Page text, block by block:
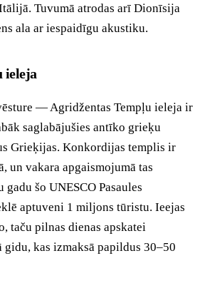
Tuvumā atrodas arī Dionīsija
ala ar iespaidīgu akustiku.
ieleja
— Agridžentas Tempļu ieleja ir
saglabājušies antīko grieķu
Grieķijas. Konkordijas templis ir
un vakara apgaismojumā tas
šo UNESCO Pasaules
aptuveni 1 miljons tūristu. Ieejas
taču pilnas dienas apskatei
gidu, kas izmaksā papildus 30–50